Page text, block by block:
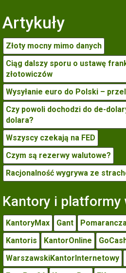
Artykuły
Złoty mocny mimo danych
Ciąg dalszy sporu o ustawę
złotowiczów
Wysyłanie euro do Polski –
Czy powoli dochodzi do de-
dolara?
Wszyscy czekają na FED
Czym są rezerwy walutowe?
Racjonalność wygrywa ze
Kantory i platformy
KantoryMax Gant
Kantoris
KantorOnline
WarszawskiKantorInternetowy